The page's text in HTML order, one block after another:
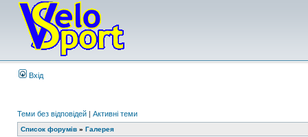
Вхід
Теми без відповідей | Активні теми
Список форумів » Галерея